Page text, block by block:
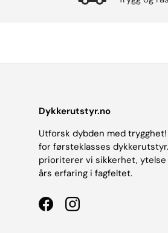
Dykkerutstyr.no
Utforsk dybden med
for førsteklasses
prioriterer vi sikkerhet,
års erfaring i fagfeltet.
FacebookInstagram